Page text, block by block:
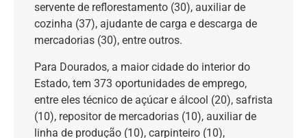
servente de reflorestamento (30), auxiliar de
cozinha (37), ajudante de carga e descarga de
mercadorias (30), entre outros.
Para Dourados, a maior cidade do interior do
Estado, tem 373 oportunidades de emprego,
entre eles técnico de açúcar e álcool (20), safrista
(10), repositor de mercadorias (10), auxiliar de
linha de produção (10), carpinteiro (10),